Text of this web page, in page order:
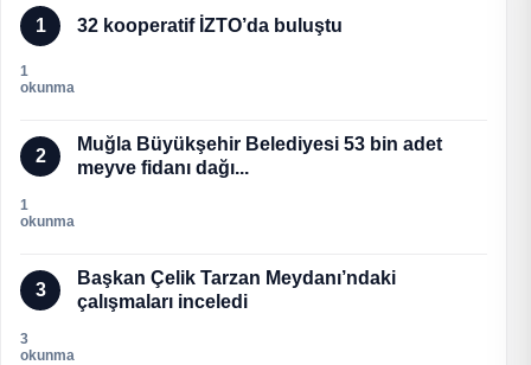
1 32 kooperatif İZTO’da buluştu
1
okunma
2
Muğla Büyükşehir Belediyesi 53 bin adet
meyve fidanı dağı...
1
okunma
3
Başkan Çelik Tarzan Meydanı’ndaki
çalışmaları inceledi
3
okunma